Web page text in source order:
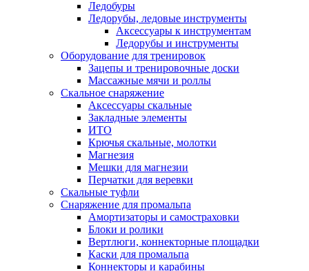
Ледобуры
Ледорубы, ледовые инструменты
Аксессуары к инструментам
Ледорубы и инструменты
Оборудование для тренировок
Зацепы и тренировочные доски
Массажные мячи и роллы
Скальное снаряжение
Аксессуары скальные
Закладные элементы
ИТО
Крючья скальные, молотки
Магнезия
Мешки для магнезии
Перчатки для веревки
Скальные туфли
Снаряжение для промальпа
Амортизаторы и самостраховки
Блоки и ролики
Вертлюги, коннекторные площадки
Каски для промальпа
Коннекторы и карабины